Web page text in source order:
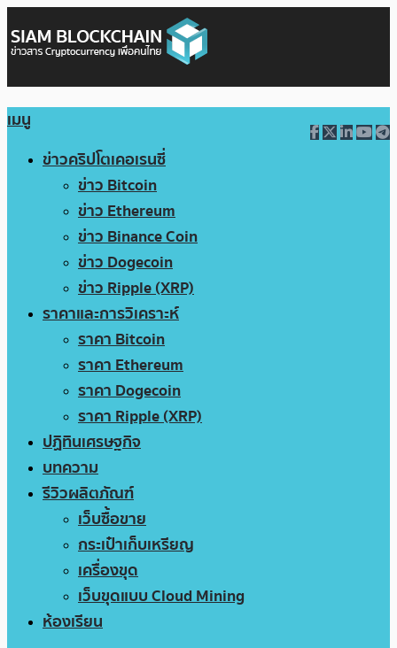
เมนู
ข่าวคริปโตเคอเรนซี่
ข่าว Bitcoin
ข่าว Ethereum
ข่าว Binance Coin
ข่าว Dogecoin
ข่าว Ripple (XRP)
ราคาและการวิเคราะห์
ราคา Bitcoin
ราคา Ethereum
ราคา Dogecoin
ราคา Ripple (XRP)
ปฏิทินเศรษฐกิจ
บทความ
รีวิวผลิตภัณฑ์
เว็บซื้อขาย
กระเป๋าเก็บเหรียญ
เครื่องขุด
เว็บขุดแบบ Cloud Mining
ห้องเรียน